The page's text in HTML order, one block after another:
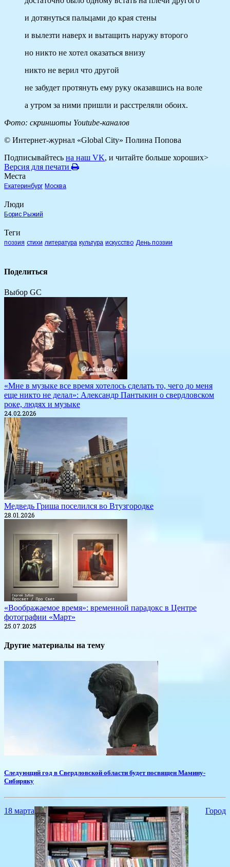
и дотянуться пальцами до края стены
и вылезти наверх и вытащить наружу второго
но никто не хотел оказаться внизу
никто не верил что другой
не забудет протянуть ему руку оказавшись на воле
а утром за ними пришли и расстреляли обоих.
Фото: скриншоты Youtube-каналов
© Интернет-журнал «Global City» Полина Попова
Подписывайтесь на наш VK, и читайте больше хороших>
Версия для печати
Места
Екатеринбург Москва
Люди
Борис Рыжий
Теги
поэзия стихи литература культура искусство День поэзии
Поделиться
Выбор GC
«Мне в музыке все время хотелось сделать то, чего до меня
еще никто не делал»: Александр Пантыкин о свердловском
роке, людях и музыке
24.02.2026
Медведь Гриша поселился во Втузгородке
28.01.2026
«Воображаемое время»: временной парадокс в Центре
фотографии «Март»
25.07.2025
Другие материалы на тему
​Следующий год в Свердловской области будет посвящен Мамину-
Сибиряку
18 марта Город